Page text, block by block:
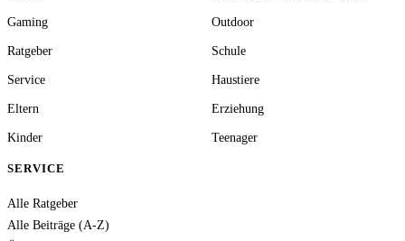
Gaming Outdoor
Ratgeber Schule
Service Haustiere
Eltern Erziehung
Kinder Teenager
SERVICE
Alle Ratgeber
Alle Beiträge (A-Z)